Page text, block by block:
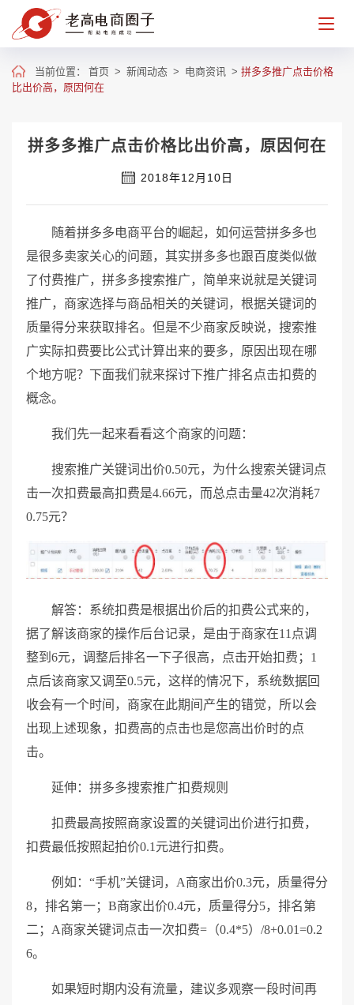
当前位置： 首页 > 新闻动态 > 电商资讯 > 拼多多推广点击价格
比出价高，原因何在
拼多多推广点击价格比出价高，原因何在
2018年12月10日
随着拼多多电商平台的崛起，如何运营拼多多也
是很多卖家关心的问题，其实拼多多也跟百度类似做
了付费推广，拼多多搜索推广，简单来说就是关键词
推广，商家选择与商品相关的关键词，根据关键词的
质量得分来获取排名。但是不少商家反映说，搜索推
广实际扣费要比公式计算出来的要多，原因出现在哪
个地方呢？下面我们就来探讨下推广排名点击扣费的
概念。
我们先一起来看看这个商家的问题：
搜索推广关键词出价0.50元，为什么搜索关键词点
击一次扣费最高扣费是4.66元，而总点击量42次消耗7
0.75元？
解答：系统扣费是根据出价后的扣费公式来的，
据了解该商家的操作后台记录，是由于商家在11点调
整到6元，调整后排名一下子很高，点击开始扣费；1
点后该商家又调至0.5元，这样的情况下，系统数据回
收会有一个时间，商家在此期间产生的错觉，所以会
出现上述现象，扣费高的点击也是您高出价时的点
击。
延伸：拼多多搜索推广扣费规则
扣费最高按照商家设置的关键词出价进行扣费，
扣费最低按照起拍价0.1元进行扣费。
例如：“手机”关键词，A商家出价0.3元，质量得分
8，排名第一；B商家出价0.4元，质量得分5，排名第
二；A商家关键词点击一次扣费=（0.4*5）/8+0.01=0.2
6。
如果短时期内没有流量，建议多观察一段时间再